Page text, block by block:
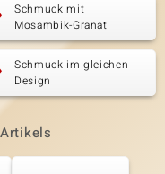
Schmuck mit
Mosambik-Granat
Schmuck im gleichen
Design